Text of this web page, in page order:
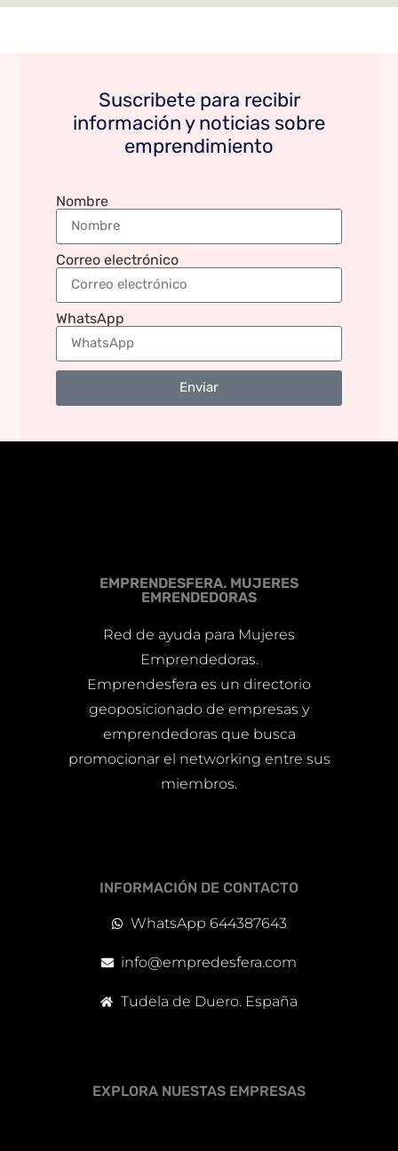
Suscribete para recibir
información y noticias sobre
emprendimiento
Nombre
Correo electrónico
WhatsApp
Enviar
EMPRENDESFERA. MUJERES
EMRENDEDORAS
Red de ayuda para Mujeres
Emprendedoras.
Emprendesfera es un directorio
geoposicionado de empresas y
emprendedoras que busca
promocionar el networking entre sus
miembros.
INFORMACIÓN DE CONTACTO
WhatsApp 644387643
info@empredesfera.com
Tudela de Duero. España
EXPLORA NUESTAS EMPRESAS